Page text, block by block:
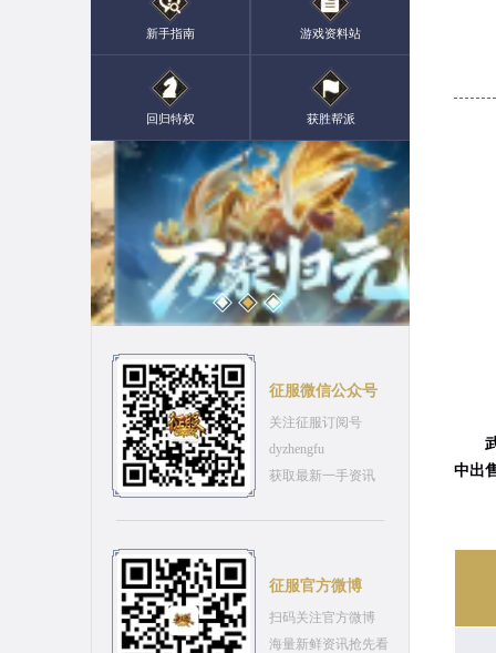
新手指南 游戏资料站
回归特权 获胜帮派
征服微信公众号
关注征服订阅号
dyzhengfu
获取最新一手资讯
征服官方微博
扫码关注官方微博
海量新鲜资讯抢先看
中出